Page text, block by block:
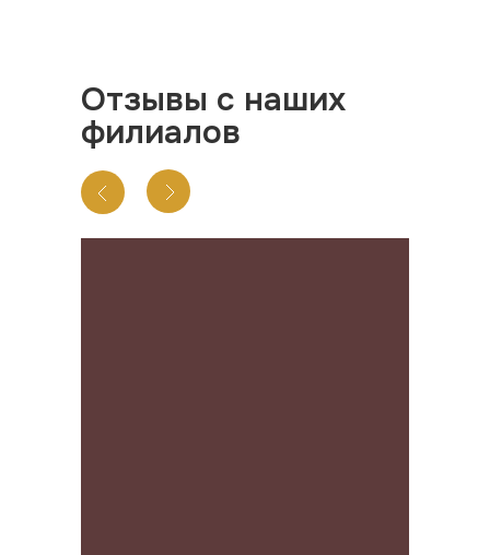
Отзывы с наших
филиалов